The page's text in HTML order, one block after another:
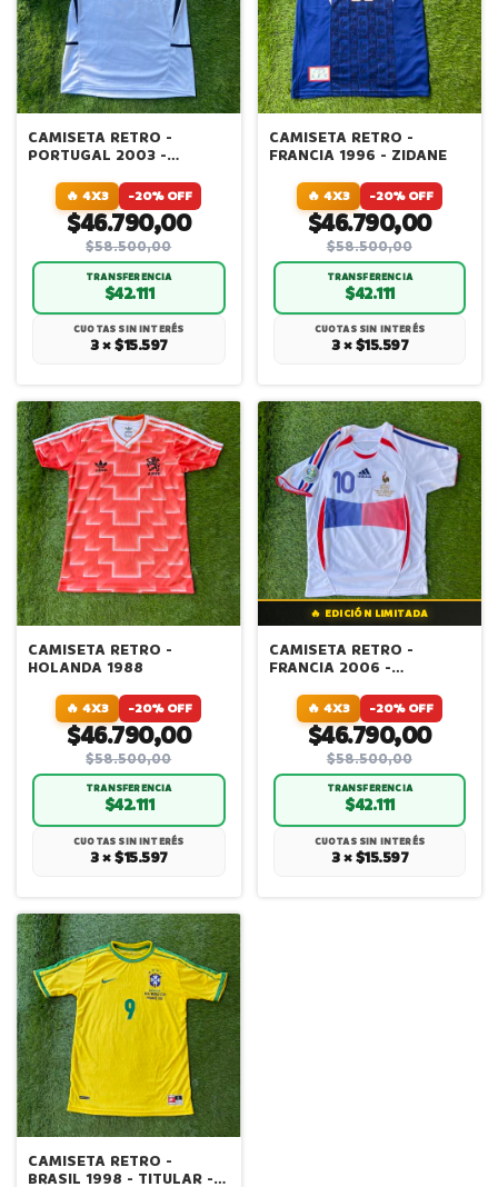
CAMISETA RETRO -
PORTUGAL 2003 -
CRISTIANO RONALDO
🔥 4X3 -20% OFF
$46.790,00
$58.500,00
TRANSFERENCIA
$42.111
CUOTAS SIN INTERÉS
3 × $15.597
CAMISETA RETRO -
FRANCIA 1996 - ZIDANE
🔥 4X3 -20% OFF
$46.790,00
$58.500,00
TRANSFERENCIA
$42.111
CUOTAS SIN INTERÉS
3 × $15.597
CAMISETA RETRO -
HOLANDA 1988
🔥 4X3 -20% OFF
$46.790,00
$58.500,00
TRANSFERENCIA
$42.111
CUOTAS SIN INTERÉS
3 × $15.597
🔥 EDICIÓN LIMITADA
CAMISETA RETRO -
FRANCIA 2006 -
🔥 4X3 -20% OFF
$46.790,00
$58.500,00
TRANSFERENCIA
$42.111
CUOTAS SIN INTERÉS
3 × $15.597
CAMISETA RETRO -
BRASIL 1998 - TITULAR -